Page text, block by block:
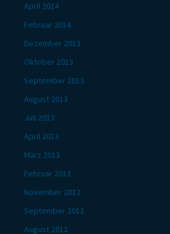
April 2014
Februar 2014
Dezember 2013
Oktober 2013
September 2013
August 2013
Juli 2013
April 2013
März 2013
Februar 2013
November 2012
September 2012
August 2012